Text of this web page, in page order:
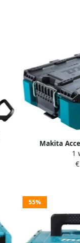
Makita
1
55%